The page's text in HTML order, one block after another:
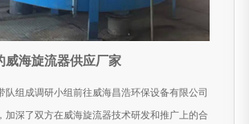
威海旋流器供应厂家
队组成调研小组前往威海昌浩环保设备有限公司
加深了双方在威海旋流器技术研发和推广上的合